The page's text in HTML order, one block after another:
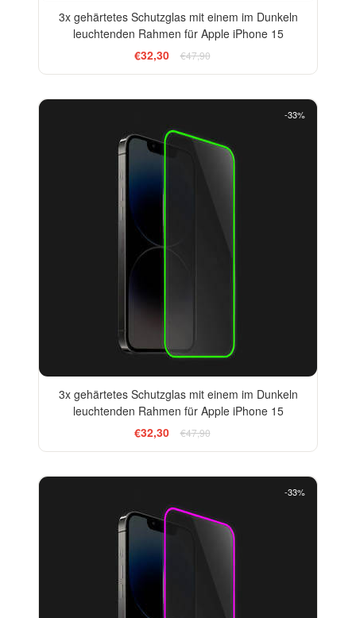
3x gehärtetes Schutzglas mit einem im Dunkeln
leuchtenden Rahmen für Apple iPhone 15
€32,30
€47,90
-33%
3x gehärtetes Schutzglas mit einem im Dunkeln
leuchtenden Rahmen für Apple iPhone 15
€32,30
€47,90
-33%